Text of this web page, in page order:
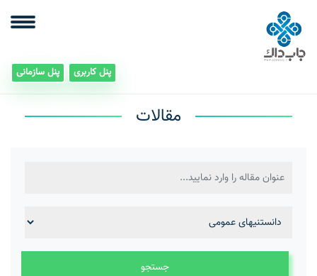
پنل کاربری پنل سازمانی
مقالات
جستجو